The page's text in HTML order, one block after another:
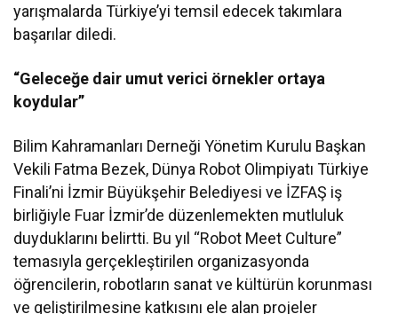
yarışmalarda Türkiye’yi temsil edecek takımlara
başarılar diledi.
“Geleceğe dair umut verici örnekler ortaya
koydular”
Bilim Kahramanları Derneği Yönetim Kurulu Başkan
Vekili Fatma Bezek, Dünya Robot Olimpiyatı Türkiye
Finali’ni İzmir Büyükşehir Belediyesi ve İZFAŞ iş
birliğiyle Fuar İzmir’de düzenlemekten mutluluk
duyduklarını belirtti. Bu yıl “Robot Meet Culture”
temasıyla gerçekleştirilen organizasyonda
öğrencilerin, robotların sanat ve kültürün korunması
ve geliştirilmesine katkısını ele alan projeler